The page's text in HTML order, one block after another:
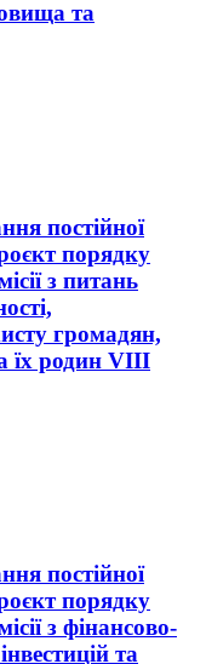
та
постійної
порядку
з питань
громадян,
їх родин VІІІ
постійної
порядку
з фінансово-
та